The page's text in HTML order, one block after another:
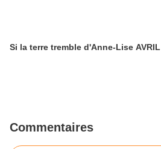
Si la terre tremble d'Anne-Lise AVRIL
Commentaires